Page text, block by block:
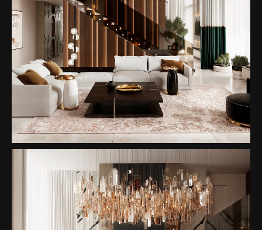
Projekt wnętrz luksusowego domu w
Warszawie
2023 154m